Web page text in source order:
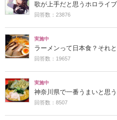
歌が上手だと思うホロライ
回答数：23876
実施中
ラーメンって日本食？それ
回答数：19657
実施中
神奈川県で一番うまいと思
回答数：8507